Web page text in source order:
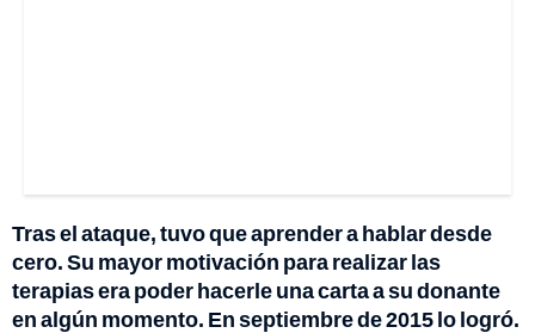
Tras el ataque, tuvo que aprender a hablar desde
cero. Su mayor motivación para realizar las
terapias era poder hacerle una carta a su donante
en algún momento. En septiembre de 2015 lo logró.